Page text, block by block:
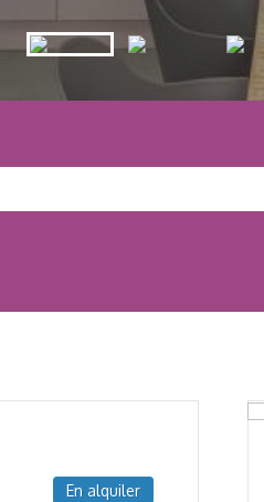
En alquiler